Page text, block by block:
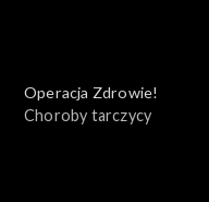
Operacja Zdrowie!
Choroby tarczycy